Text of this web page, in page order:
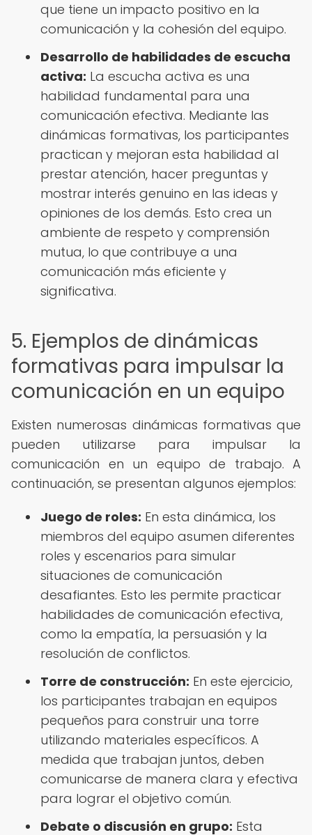
que tiene un impacto positivo en la
comunicación y la cohesión del equipo.
Desarrollo de habilidades de escucha
activa: La escucha activa es una
habilidad fundamental para una
comunicación efectiva. Mediante las
dinámicas formativas, los participantes
practican y mejoran esta habilidad al
prestar atención, hacer preguntas y
mostrar interés genuino en las ideas y
opiniones de los demás. Esto crea un
ambiente de respeto y comprensión
mutua, lo que contribuye a una
comunicación más eficiente y
significativa.
5. Ejemplos de dinámicas
formativas para impulsar la
comunicación en un equipo
Existen numerosas dinámicas formativas que
pueden utilizarse para impulsar la
comunicación en un equipo de trabajo. A
continuación, se presentan algunos ejemplos:
Juego de roles: En esta dinámica, los
miembros del equipo asumen diferentes
roles y escenarios para simular
situaciones de comunicación
desafiantes. Esto les permite practicar
habilidades de comunicación efectiva,
como la empatía, la persuasión y la
resolución de conflictos.
Torre de construcción: En este ejercicio,
los participantes trabajan en equipos
pequeños para construir una torre
utilizando materiales específicos. A
medida que trabajan juntos, deben
comunicarse de manera clara y efectiva
para lograr el objetivo común.
Debate o discusión en grupo: Esta